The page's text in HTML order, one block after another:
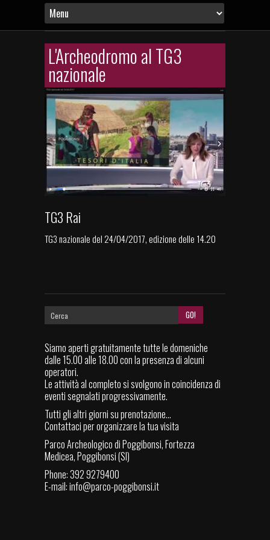
L'Archeodromo al TG3
nazionale
TG3 Rai
TG3 nazionale del 24/04/2017, edizione delle 14.20
Siamo aperti gratuitamente tutte le domeniche
dalle 15.00 alle 18.00 con la presenza di alcuni
operatori.
Le attività al completo si svolgono in coincidenza di
eventi segnalati progressivamente.
Tutti gli altri giorni su prenotazione...
Contattaci per organizzare la tua visita
Parco Archeologico di Poggibonsi, Fortezza
Medicea, Poggibonsi (SI)
Phone: 392 9279400
E-mail:info@parco-poggibonsi.it